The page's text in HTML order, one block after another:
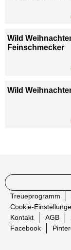
Wild
Feinschmecker
Wild
Treueprogramm
Cookie-
Kontakt
AGB
Facebook